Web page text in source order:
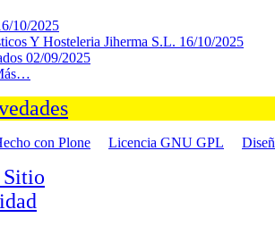
10/2025
Y Hosteleria Jiherma S.L. 16/10/2025
02/09/2025
con Plone Licencia GNU GPL
Sitio